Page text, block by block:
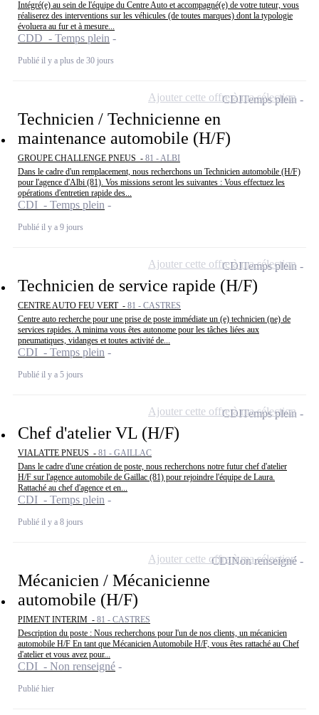
Intégré(e) au sein de l'équipe du Centre Auto et accompagné(e) de votre tuteur, vous
réaliserez des interventions sur les véhicules (de toutes marques) dont la typologie
évoluera au fur et à mesure...
CDD - Temps plein
Publié il y a plus de 30 jours
Technicien / Technicienne en
maintenance automobile (H/F)
GROUPE CHALLENGE PNEUS - 81 - ALBI
Dans le cadre d'un remplacement, nous recherchons un Technicien automobile (H/F)
pour l'agence d'Albi (81). Vos missions seront les suivantes : Vous effectuez les
opérations d'entretien rapide des...
CDI - Temps plein
Publié il y a 9 jours
CDITemps plein
Ajouter cette offre à ma sélection
Technicien de service rapide (H/F)
CENTRE AUTO FEU VERT - 81 - CASTRES
Centre auto recherche pour une prise de poste immédiate un (e) technicien (ne) de
services rapides. A minima vous êtes autonome pour les tâches liées aux
pneumatiques, vidanges et toutes activité de...
CDI - Temps plein
Publié il y a 5 jours
CDITemps plein
Ajouter cette offre à ma sélection
Chef d'atelier VL (H/F)
VIALATTE PNEUS - 81 - GAILLAC
Dans le cadre d'une création de poste, nous recherchons notre futur chef d'atelier
H/F sur l'agence automobile de Gaillac (81) pour rejoindre l'équipe de Laura.
Rattaché au chef d'agence et en...
CDI - Temps plein
Publié il y a 8 jours
CDITemps plein
Ajouter cette offre à ma sélection
Mécanicien / Mécanicienne
automobile (H/F)
PIMENT INTERIM - 81 - CASTRES
Description du poste : Nous recherchons pour l'un de nos clients, un mécanicien
automobile H/F En tant que Mécanicien Automobile H/F, vous êtes rattaché au Chef
d'atelier et vous avez pour...
CDI - Non renseigné
Publié hier
CDINon renseigné
Ajouter cette offre à ma sélection